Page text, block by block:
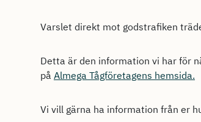
Varslet direkt mot godstrafiken
Detta är den information vi har för
på Almega Tågföretagens hemsida.
Vi vill gärna ha information från er